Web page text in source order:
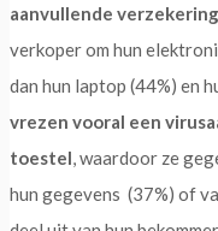
aanvullende verzekering
verkoper om hun
dan hun laptop (44%) en
vrezen vooral een
toestel, waardoor ze
hun gegevens (37%) of